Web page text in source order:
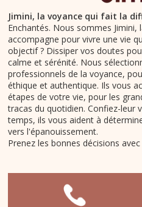
Jimini, la voyance qui fait la
Enchantés. Nous sommes Jimini,
accompagne pour vivre une vie
objectif ? Dissiper vos doutes
calme et sérénité. Nous
professionnels de la voyance,
éthique et authentique. Ils vous
étapes de votre vie, pour les
tracas du quotidien. Confiez-leur
temps, ils vous aident à
vers l'épanouissement.
Prenez les bonnes décisions